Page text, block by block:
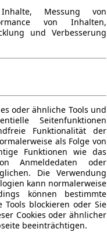
Messung von
von Inhalten,
und Verbesserung
oder ähnliche Tools und
Seitenfunktionen
Funktionalität der
als Folge von
Funktionen wie das
Anmeldedaten oder
Die Verwendung
kann normalerweise
können bestimmte
Tools blockieren oder Sie
Cookies oder ähnlicher
beeinträchtigen.